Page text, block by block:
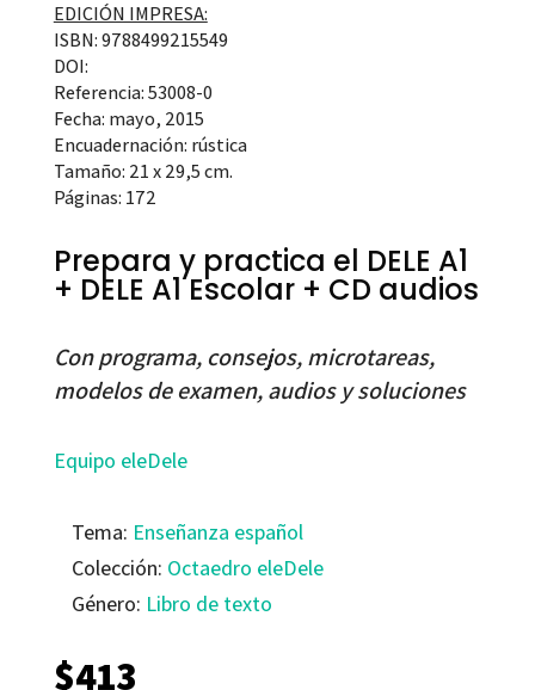
EDICIÓN IMPRESA:
ISBN: 9788499215549
DOI:
Referencia: 53008-0
Fecha: mayo, 2015
Encuadernación: rústica
Tamaño: 21 x 29,5 cm.
Páginas: 172
Prepara y practica el DELE A1
+ DELE A1 Escolar + CD audios
Con programa, consejos, microtareas,
modelos de examen, audios y soluciones
Equipo eleDele
Tema: Enseñanza español
Colección: Octaedro eleDele
Género: Libro de texto
$413